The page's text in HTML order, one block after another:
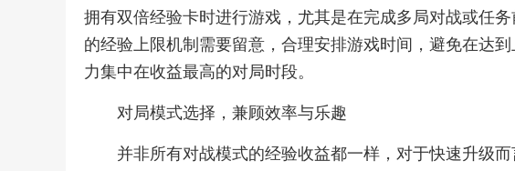
拥有双倍经验卡时进行游戏，尤其是在完成多局对战或任
的经验上限机制需要留意，合理安排游戏时间，避免在达
力集中在收益最高的对局时段。
对局模式选择，兼顾效率与乐趣
并非所有对战模式的经验收益都一样，对于快速升级